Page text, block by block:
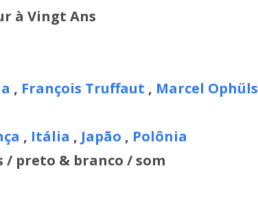
à Vingt Ans
, François Truffaut , Marcel Ophüls
, Itália , Japão , Polônia
/ preto & branco / som